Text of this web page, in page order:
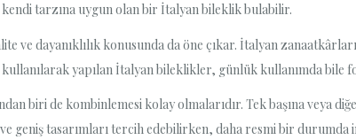
tarzına uygun olan bir İtalyan bileklik bulabilir.
ve dayanıklılık konusunda da öne çıkar. İtalyan
kullanılarak yapılan İtalyan bileklikler, günlük kullanımda
biri de kombinlemesi kolay olmalarıdır. Tek başına veya
geniş tasarımları tercih edebilirken, daha resmi bir durumda